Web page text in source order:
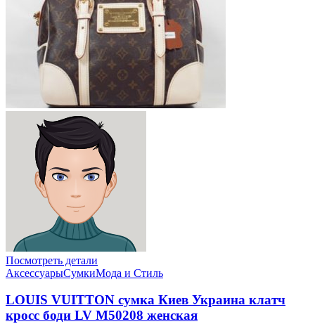
Посмотреть детали
АксессуарыСумкиМода и Стиль
LOUIS VUITTON сумка Киев Украина клатч
кросс боди LV M50208 женская